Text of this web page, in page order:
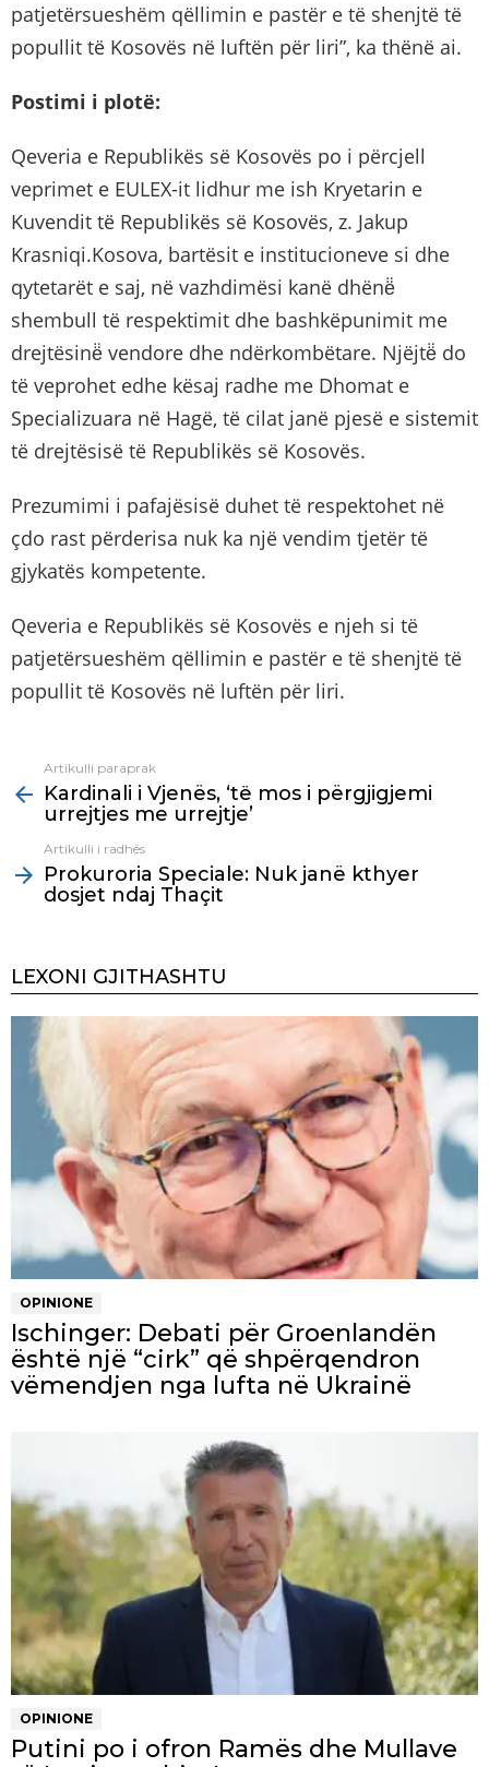
patjetërsueshëm qëllimin e pastër e të shenjtë të
popullit të Kosovës në luftën për liri”, ka thënë ai.
Postimi i plotë:
Qeveria e Republikës së Kosovës po i përcjell
veprimet e EULEX-it lidhur me ish Kryetarin e
Kuvendit të Republikës së Kosovës, z. Jakup
Krasniqi.Kosova, bartësit e institucioneve si dhe
qytetarët e saj, në vazhdimësi kanë dhënë̈
shembull të respektimit dhe bashkëpunimit me
drejtësinë̈ vendore dhe ndërkombëtare. Njëjtë̈ do
të veprohet edhe kësaj radhe me Dhomat e
Specializuara në Hagë, të cilat janë pjesë e sistemit
të drejtësisë të Republikës së Kosovës.
Prezumimi i pafajësisë duhet të respektohet në
çdo rast përderisa nuk ka një vendim tjetër të
gjykatës kompetente.
Qeveria e Republikës së Kosovës e njeh si të
patjetërsueshëm qëllimin e pastër e të shenjtë të
popullit të Kosovës në luftën për liri.
more
Artikulli paraprak
Kardinali i Vjenës, ‘tё mos i përgjigjemi
urrejtjes me urrejtje’
Artikulli i radhës
Prokuroria Speciale: Nuk janë kthyer
dosjet ndaj Thaçit
LEXONI GJITHASHTU
OPINIONE
Ischinger: Debati për Groenlandën
është një “cirk” që shpërqendron
vëmendjen nga lufta në Ukrainë
OPINIONE
Putini po i ofron Ramës dhe Mullave